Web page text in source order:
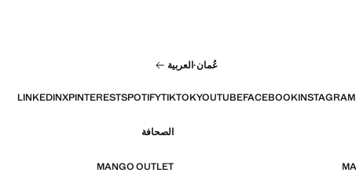
عُمان·العربية
INSTAGRAM
FACEBOOK
YOUTUBE
TIKTOK
SPOTIFY
PINTEREST
X
LINKEDIN
الصحافة
MANGO OUTLET